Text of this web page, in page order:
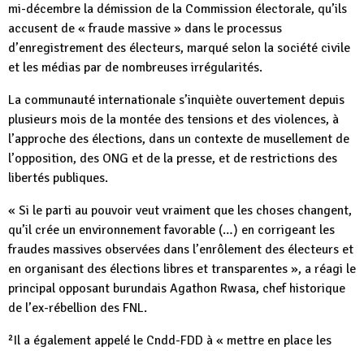
mi-décembre la démission de la Commission électorale, qu’ils
accusent de « fraude massive » dans le processus
d’enregistrement des électeurs, marqué selon la société civile
et les médias par de nombreuses irrégularités.
La communauté internationale s’inquiète ouvertement depuis
plusieurs mois de la montée des tensions et des violences, à
l’approche des élections, dans un contexte de musellement de
l’opposition, des ONG et de la presse, et de restrictions des
libertés publiques.
« Si le parti au pouvoir veut vraiment que les choses changent,
qu’il crée un environnement favorable (…) en corrigeant les
fraudes massives observées dans l’enrôlement des électeurs et
en organisant des élections libres et transparentes », a réagi le
principal opposant burundais Agathon Rwasa, chef historique
de l’ex-rébellion des FNL.
²Il a également appelé le Cndd-FDD à « mettre en place les